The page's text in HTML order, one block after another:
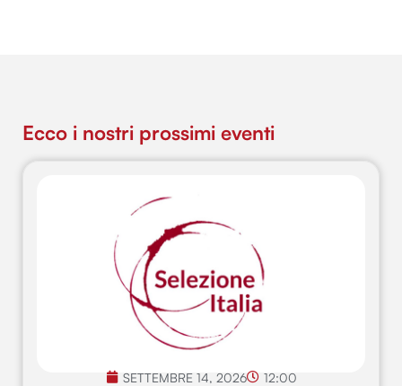
Ecco i nostri prossimi eventi
SETTEMBRE 14, 2026
12:00